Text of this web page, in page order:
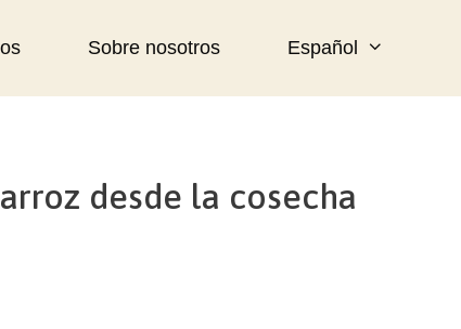
Sobre nosotros Español
desde la cosecha